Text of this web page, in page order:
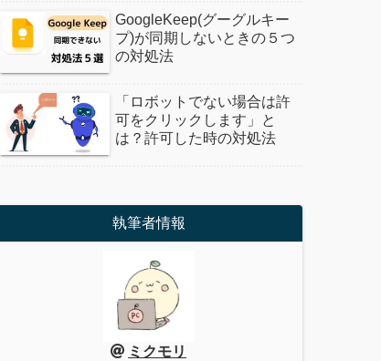
GoogleKeep(グーグルキー
プ)が同期しないときの５つ
の対処法
「ロボットでない場合は許
可をクリックします」と
は？許可した時の対処法
執筆者情報
ミクモリ